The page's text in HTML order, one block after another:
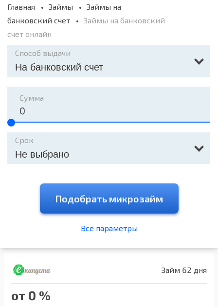
Главная Займы
Займы на
банковский счет
Займы на банковский
счет онлайн
Способ выдачи
На банковский счет
Сумма
Срок
Не выбрано
Подобрать микрозайм
Все параметры
Займ 62 дня
от 0 %